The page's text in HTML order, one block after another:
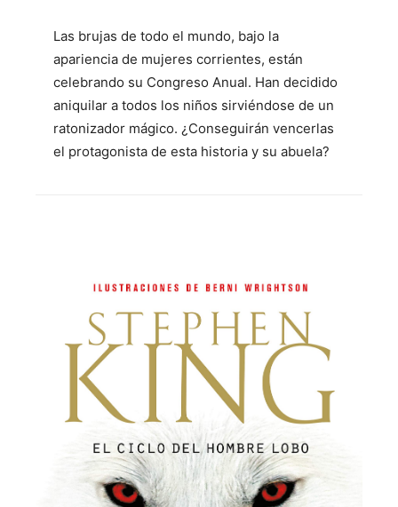
Las brujas de todo el mundo, bajo la
apariencia de mujeres corrientes, están
celebrando su Congreso Anual. Han decidido
aniquilar a todos los niños sirviéndose de un
ratonizador mágico. ¿Conseguirán vencerlas
el protagonista de esta historia y su abuela?